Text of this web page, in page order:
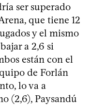
ser superado
que tiene 12
y el mismo
a 2,6 si
están con el
de Forlán
lo va a
(2,6), Paysandú